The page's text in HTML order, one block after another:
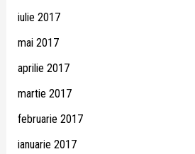
iulie 2017
mai 2017
aprilie 2017
martie 2017
februarie 2017
ianuarie 2017